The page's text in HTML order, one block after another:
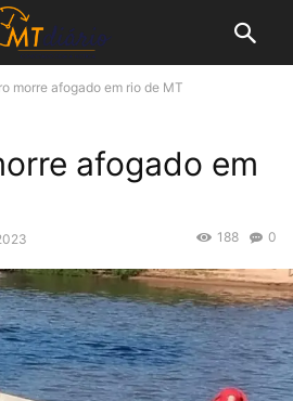
morre afogado em rio de MT
afogado em
0
188